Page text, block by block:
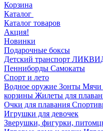
Корзина
Каталог
Каталог товаров
Акция!
Новинки
Подарочные боксы
Детский транспорт
Пенниборды Самокаты
Спорт и лето
Водное оружие Зонты Мячи
корзины Жилеты для
Очки для плавания
Игрушки для девочек
Зверушки, фигурки,